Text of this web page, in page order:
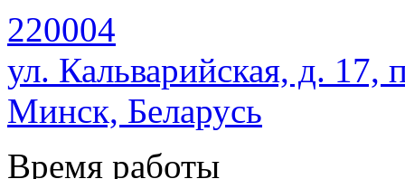
220004
ул. Кальварийская, д.
Минск, Беларусь
Время работы